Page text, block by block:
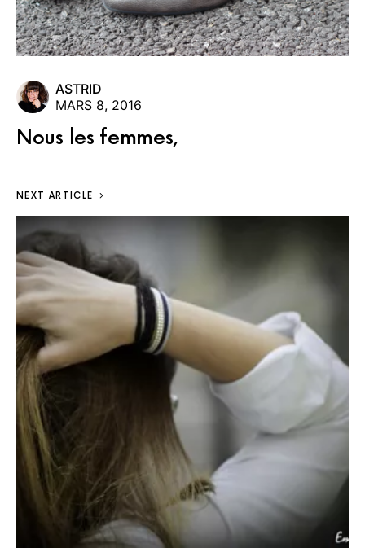
ASTRID
MARS 8, 2016
Nous les femmes,
NEXT ARTICLE